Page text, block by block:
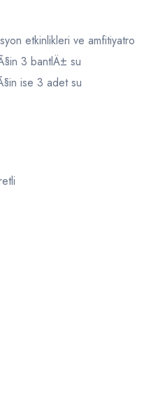
etkinlikleri ve amfitiyatro
3 bantlÄ± su
ise 3 adet su